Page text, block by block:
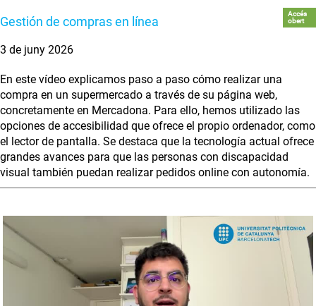
Gestión de compras en línea
Accés
obert
3 de juny 2026
En este vídeo explicamos paso a paso cómo realizar una
compra en un supermercado a través de su página web,
concretamente en Mercadona. Para ello, hemos utilizado las
opciones de accesibilidad que ofrece el propio ordenador, como
el lector de pantalla. Se destaca que la tecnología actual ofrece
grandes avances para que las personas con discapacidad
visual también puedan realizar pedidos online con autonomía.